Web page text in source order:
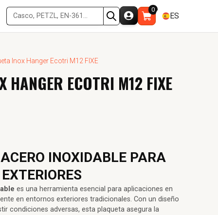
0
ES
Inox Hanger Ecotri M12 FIXE
HANGER ECOTRI M12 FIXE
INOXIDABLE PARA
es una herramienta esencial para aplicaciones en
en entornos exteriores tradicionales. Con un diseño
condiciones adversas, esta plaqueta asegura la